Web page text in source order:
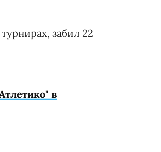
забил 22
в